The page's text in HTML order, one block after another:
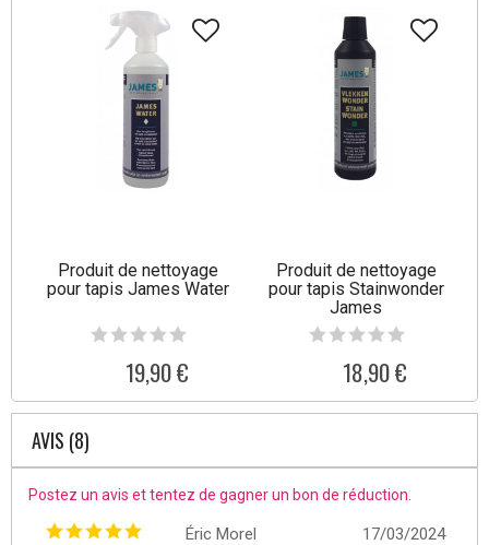
Produit de nettoyage
pour tapis James Water
19,90 €
Produit de nettoyage
pour tapis Stainwonder
James
18,90 €
AVIS (8)
Postez un avis et tentez de gagner un bon de réduction.
17/03/2024
Éric Morel